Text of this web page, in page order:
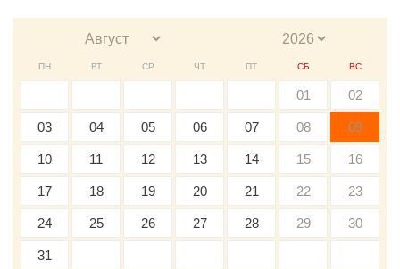
ПН ВТ СР ЧТ ПТ СБ ВС
01 02
03 04 05 06 07 08 09
10 11 12 13 14 15 16
17 18 19 20 21 22 23
24 25 26 27 28 29 30
31